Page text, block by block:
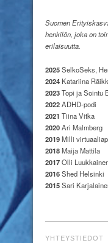
Suomen
henkilön, joka on
erilaisuutta.
2025SelkoSeks,
2024 Katariina
2023Topi ja Sointu
2022ADHD-podi
2021 Tiina Vitka
2020Ari Malmberg
2019Milli
2018Maija Mattila
2017Olli
2016Shed Helsinki
2015Sari
YHTEYSTIEDOT